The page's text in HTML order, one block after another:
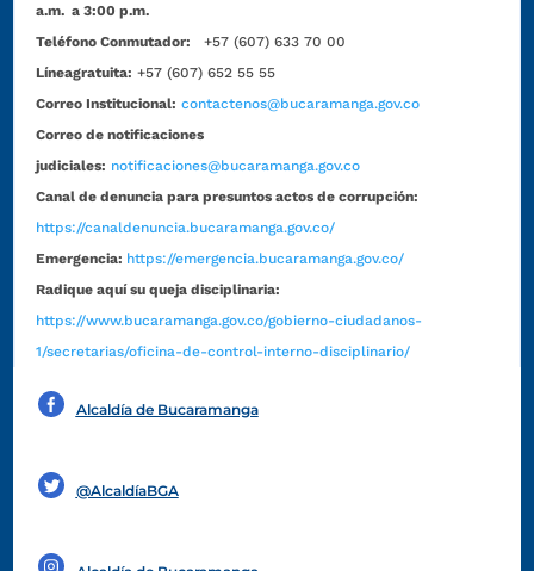
a.m. a 3:00 p.m.
Teléfono Conmutador:
+57 (607) 633 70 00
Líneagratuita: +57 (607) 652 55 55
Correo Institucional: contactenos@bucaramanga.gov.co
Correo de notificaciones
judiciales: notificaciones@bucaramanga.gov.co
Canal de denuncia para presuntos actos de corrupción:
https://canaldenuncia.bucaramanga.gov.co/
Emergencia: https://emergencia.bucaramanga.gov.co/
Radique aquí su queja disciplinaria:
https://www.bucaramanga.gov.co/gobierno-ciudadanos-
1/secretarias/oficina-de-control-interno-disciplinario/
Alcaldía de Bucaramanga
@AlcaldíaBGA